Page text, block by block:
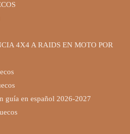
4X4 A RAIDS EN MOTO POR
guía en español 2026-2027